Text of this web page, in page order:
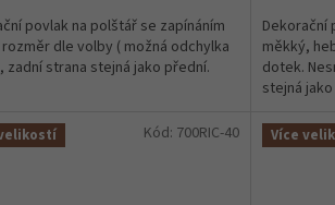
povlak na polštář se zapínáním
dle volby ( možná odchylka
zadní strana stejná jako přední.
Dekorační
měkký,
dotek.
stejná
Kód: 700RIC-40 Více